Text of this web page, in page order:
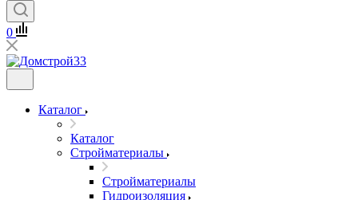
0
Каталог
Каталог
Стройматериалы
Стройматериалы
Гидроизоляция